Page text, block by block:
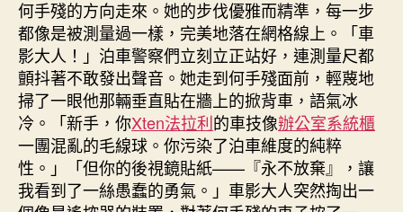
何手殘的方向走來。她的步伐優雅而精準，每一步
都像是被測量過一樣，完美地落在網格線上。「車
影大人！」泊車警察們立刻立正站好，連測量尺都
顫抖著不敢發出聲音。她走到何手殘面前，輕蔑地
掃了一眼他那輛垂直貼在牆上的掀背車，語氣冰
冷。「新手，你Xten法拉利的車技像辦公室系統櫃
一團混亂的毛線球。你污染了泊車維度的純粹
性。」「但你的後視鏡貼紙——『永不放棄』，讓
我看到了一絲愚蠢的勇氣。」車影大人突然掏出一